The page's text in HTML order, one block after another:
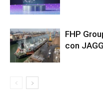
FHP
con